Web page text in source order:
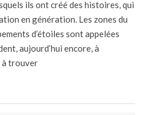
ils ont créé des histoires, qui
en génération. Les zones du
d’étoiles sont appelées
aujourd’hui encore, à
à trouver